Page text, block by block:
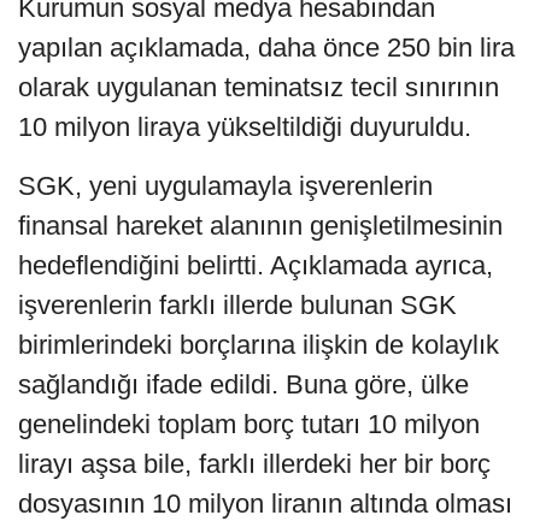
Kurumun sosyal medya hesabından
yapılan açıklamada, daha önce 250 bin lira
olarak uygulanan teminatsız tecil sınırının
10 milyon liraya yükseltildiği duyuruldu.
SGK, yeni uygulamayla işverenlerin
finansal hareket alanının genişletilmesinin
hedeflendiğini belirtti. Açıklamada ayrıca,
işverenlerin farklı illerde bulunan SGK
birimlerindeki borçlarına ilişkin de kolaylık
sağlandığı ifade edildi. Buna göre, ülke
genelindeki toplam borç tutarı 10 milyon
lirayı aşsa bile, farklı illerdeki her bir borç
dosyasının 10 milyon liranın altında olması